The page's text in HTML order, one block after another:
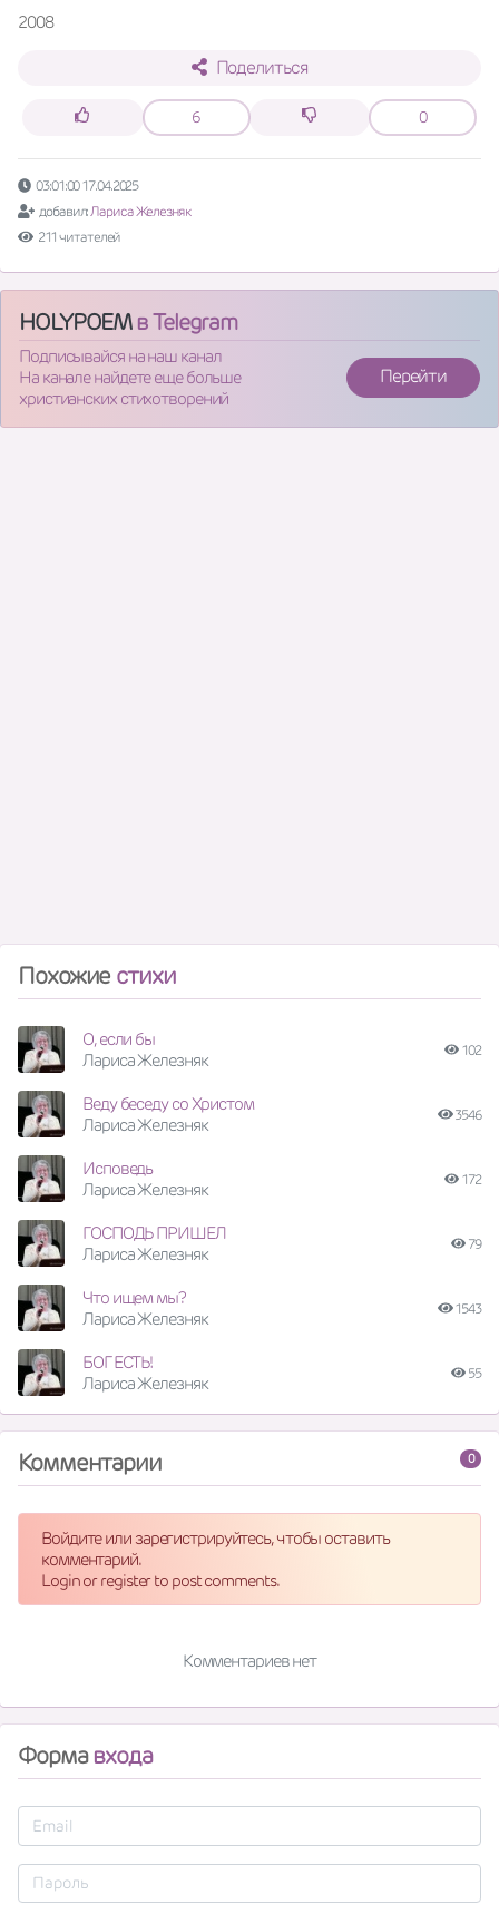
2008
Поделиться
6 0
03:01:00 17.04.2025
добавил:Лариса Железняк
211 читателей
HOLYPOEMв Telegram
Подписывайся на наш канал
На канале найдете еще больше
христианских стихотворений
Перейти
Похожие стихи
О, если бы
Лариса Железняк
102
Веду беседу со Христом
Лариса Железняк
3546
Исповедь
Лариса Железняк
172
ГОСПОДЬ ПРИШЕЛ
Лариса Железняк
79
Что ищем мы?
Лариса Железняк
1543
БОГ ЕСТЬ!
Лариса Железняк
55
0
Комментарии
Войдите или зарегистрируйтесь, чтобы оставить
комментарий.
Login or register to post comments.
Комментариев нет
Формавхода